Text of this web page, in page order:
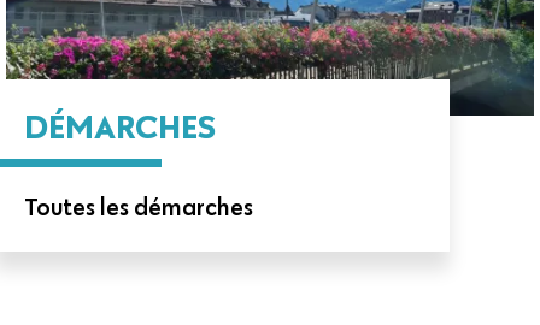
DÉMARCHES
Toutes les démarches